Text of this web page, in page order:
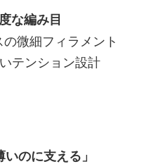
な編み目
微細フィラメント
テンション設計
のに支える」